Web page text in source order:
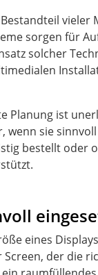
vieler
sorgen für
solcher
Planung ist
wenn sie
bestellt oder
eines
der die